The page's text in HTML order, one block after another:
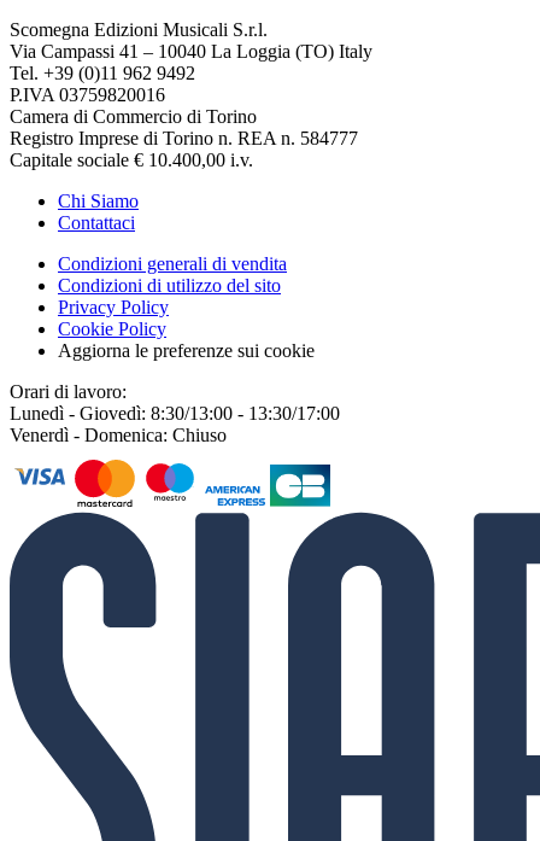
Scomegna Edizioni Musicali S.r.l.
Via Campassi 41 – 10040 La Loggia (TO) Italy
Tel. +39 (0)11 962 9492
P.IVA 03759820016
Camera di Commercio di Torino
Registro Imprese di Torino n. REA n. 584777
Capitale sociale € 10.400,00 i.v.
Chi Siamo
Contattaci
Condizioni generali di vendita
Condizioni di utilizzo del sito
Privacy Policy
Cookie Policy
Aggiorna le preferenze sui cookie
Orari di lavoro:
Lunedì - Giovedì: 8:30/13:00 - 13:30/17:00
Venerdì - Domenica: Chiuso